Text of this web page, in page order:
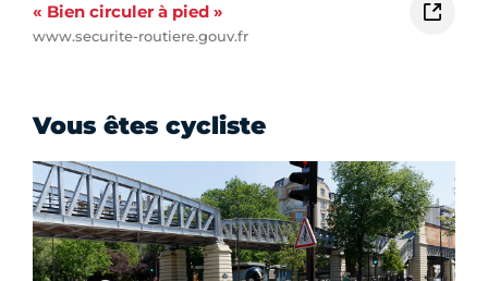
« Bien circuler à pied »
www.securite-routiere.gouv.fr
Vous êtes cycliste